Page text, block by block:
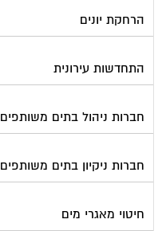
הרחקת יונים
התחדשות עירונית
חברות ניהול בתים משותפים
חברות ניקיון בתים משותפים
חיטוי מאגרי מים